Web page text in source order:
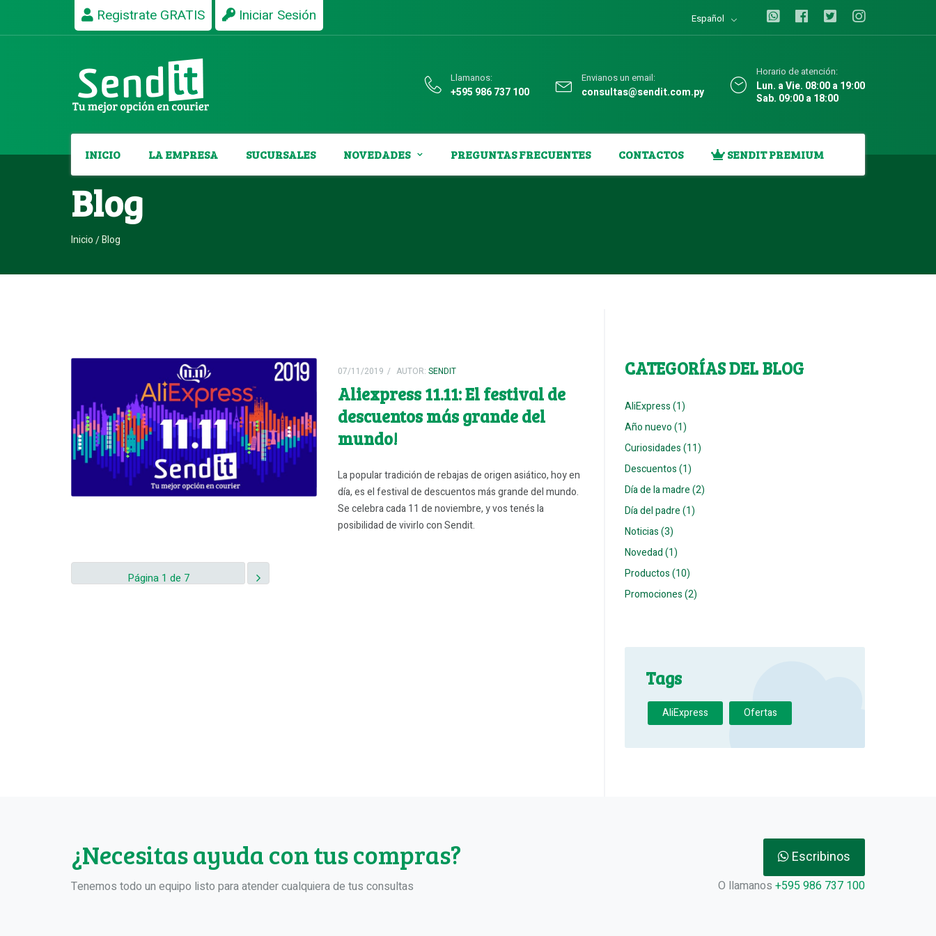
Registrate GRATIS Iniciar Sesión Español
Llamanos:
+595 986 737 100
Envianos un email:
consultas@sendit.com.py
Horario de atención:
Lun. a Vie. 08:00 a 19:00
Sab. 09:00 a 18:00
INICIO LA EMPRESA SUCURSALES NOVEDADES PREGUNTAS FRECUENTES CONTACTOS SENDIT PREMIUM
Blog
Inicio Blog
07/11/2019 AUTOR: SENDIT
Aliexpress 11.11: El festival de
descuentos más grande del
mundo!
La popular tradición de rebajas de origen asiático, hoy en
día, es el festival de descuentos más grande del mundo.
Se celebra cada 11 de noviembre, y vos tenés la
posibilidad de vivirlo con Sendit.
Página 1 de 7
CATEGORÍAS DEL BLOG
AliExpress (1)
Año nuevo (1)
Curiosidades (11)
Descuentos (1)
Día de la madre (2)
Día del padre (1)
Noticias (3)
Novedad (1)
Productos (10)
Promociones (2)
Tags
AliExpress Ofertas
¿Necesitas ayuda con tus compras?
Tenemos todo un equipo listo para atender cualquiera de tus consultas
Escribinos
O llamanos +595 986 737 100